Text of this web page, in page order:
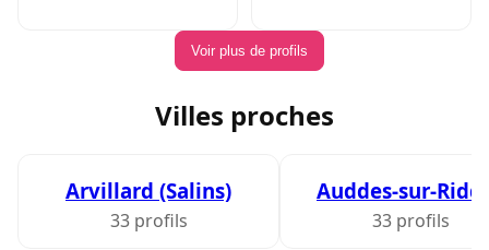
Voir plus de profils
Villes proches
Arvillard (Salins)
33 profils
Auddes-sur-
33 profils